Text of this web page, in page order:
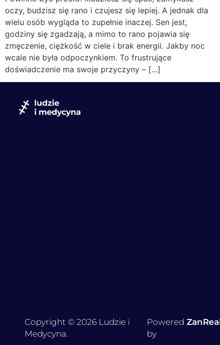
oczy, budzisz się rano i czujesz się lepiej. A jednak dla
wielu osób wygląda to zupełnie inaczej. Sen jest,
godziny się zgadzają, a mimo to rano pojawia się
zmęczenie, ciężkość w ciele i brak energii. Jakby noc
wcale nie była odpoczynkiem. To frustrujące
doświadczenie ma swoje przyczyny – […]
Copyright © 2026 Ludzie i
Medycyna.
Powered
by